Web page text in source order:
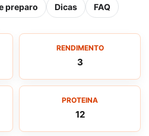
preparo Dicas FAQ
RENDIMENTO
3
PROTEINA
12